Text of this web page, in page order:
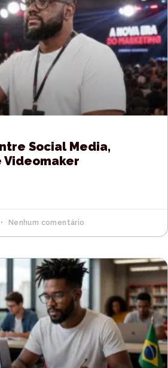
Social Media,
Videomaker
Nenhum comentário